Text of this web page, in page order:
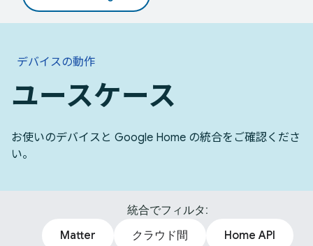
デバイスの動作
ユースケース
お使いのデバイスと Google Home の統合をご確認くださ
い。